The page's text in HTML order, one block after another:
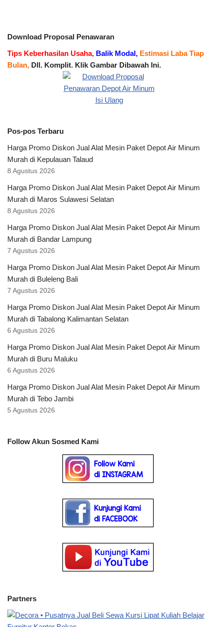
Download Proposal Penawaran
Tips Keberhasilan Usaha, Balik Modal, Estimasi Laba Tiap
Bulan, Dll. Komplit. Klik Gambar Dibawah Ini.
Pos-pos Terbaru
Harga Promo Diskon Jual Alat Mesin Paket Depot Air Minum
Murah di Kepulauan Talaud
8 Agustus 2026
Harga Promo Diskon Jual Alat Mesin Paket Depot Air Minum
Murah di Maros Sulawesi Selatan
8 Agustus 2026
Harga Promo Diskon Jual Alat Mesin Paket Depot Air Minum
Murah di Bandar Lampung
7 Agustus 2026
Harga Promo Diskon Jual Alat Mesin Paket Depot Air Minum
Murah di Buleleng Bali
7 Agustus 2026
Harga Promo Diskon Jual Alat Mesin Paket Depot Air Minum
Murah di Tabalong Kalimantan Selatan
6 Agustus 2026
Harga Promo Diskon Jual Alat Mesin Paket Depot Air Minum
Murah di Buru Maluku
6 Agustus 2026
Harga Promo Diskon Jual Alat Mesin Paket Depot Air Minum
Murah di Tebo Jambi
5 Agustus 2026
Follow Akun Sosmed Kami
Partners